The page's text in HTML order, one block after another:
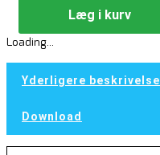
Læg i kurv
Loading...
Yderligere beskrivelse
Download